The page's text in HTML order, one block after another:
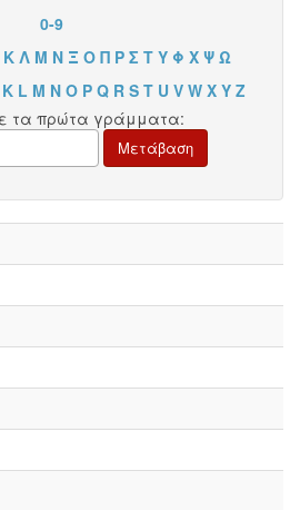
0-9
Κ Λ Μ Ν Ξ Ο Π Ρ Σ Τ Υ Φ Χ Ψ Ω
K L M N O P Q R S T U V W X Y Z
τα πρώτα γράμματα: